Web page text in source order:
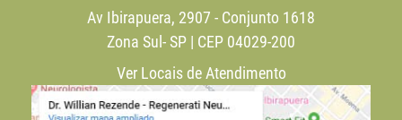
Av Ibirapuera, 2907 - Conjunto 1618
Zona Sul- SP | CEP 04029-200
Ver Locais de Atendimento